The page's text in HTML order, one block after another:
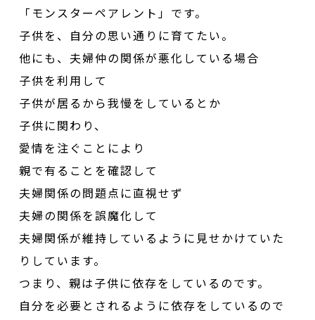
「モンスターペアレント」です。
子供を、自分の思い通りに育てたい。
他にも、夫婦仲の関係が悪化している場合
子供を利用して
子供が居るから我慢をしているとか
子供に関わり、
愛情を注ぐことにより
親で有ることを確認して
夫婦関係の問題点に直視せず
夫婦の関係を誤魔化して
夫婦関係が維持しているように見せかけていた
りしています。
つまり、親は子供に依存をしているのです。
自分を必要とされるように依存をしているので